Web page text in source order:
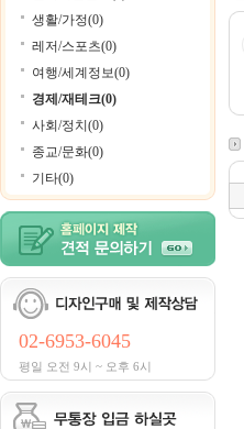
생활/가정(0)
레저/스포츠(0)
여행/세계정보(0)
경제/재테크(0)
사회/정치(0)
종교/문화(0)
기타(0)
02-6953-6045
평일 오전 9시 ~ 오후 6시